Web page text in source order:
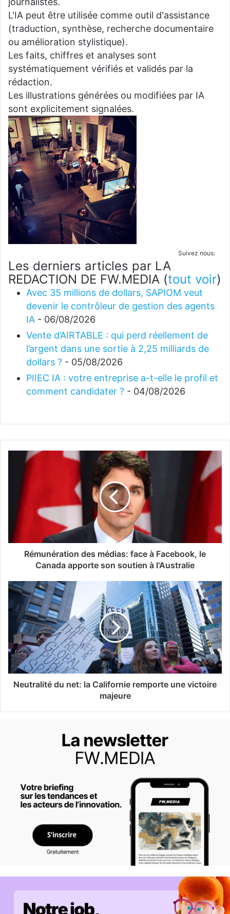
L'IA peut être utilisée comme outil d'assistance
(traduction, synthèse, recherche documentaire
ou amélioration stylistique).
Les faits, chiffres et analyses sont
systématiquement vérifiés et validés par la
rédaction.
Les illustrations générées ou modifiées par IA
sont explicitement signalées.
Suivez nous:
Les derniers articles par LA
REDACTION DE FW.MEDIA (tout voir)
Avec 35 millions de dollars, SAPIOM veut
devenir le contrôleur de gestion des agents
IA - 06/08/2026
Vente d’AIRTABLE : qui perd réellement de
l’argent dans une sortie à 2,25 milliards de
dollars ? - 05/08/2026
PIIEC IA : votre entreprise a-t-elle le profil et
comment candidater ? - 04/08/2026
Rémunération des médias: face à Facebook, le
Canada apporte son soutien à l'Australie
Neutralité du net: la Californie remporte une victoire
majeure